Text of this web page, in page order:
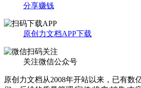
分享赚钱
原创力文档APP下载
关注微信公众号
原创力文档从2008年开站以来，已有